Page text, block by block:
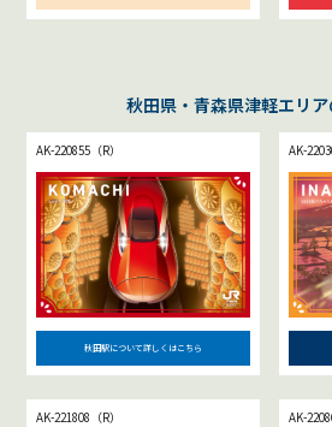
秋田県・青森県津軽エリ
AK-220855（R）
秋田駅について詳しくはこちら
AK-
AK-221808（R） AK-